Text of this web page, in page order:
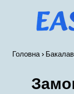
Головна